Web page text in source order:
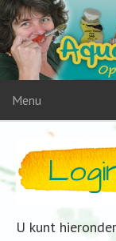
Menu
U kunt